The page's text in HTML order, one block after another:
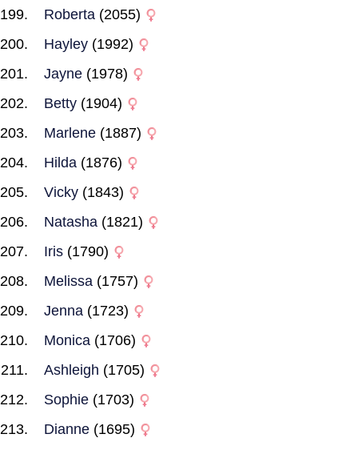
Roberta (2055)
Hayley (1992)
Jayne (1978)
Betty (1904)
Marlene (1887)
Hilda (1876)
Vicky (1843)
Natasha (1821)
Iris (1790)
Melissa (1757)
Jenna (1723)
Monica (1706)
Ashleigh (1705)
Sophie (1703)
Dianne (1695)